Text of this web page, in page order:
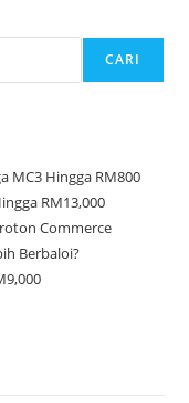
CARI
MC3 Hingga RM800
RM13,000
Commerce
Berbaloi?